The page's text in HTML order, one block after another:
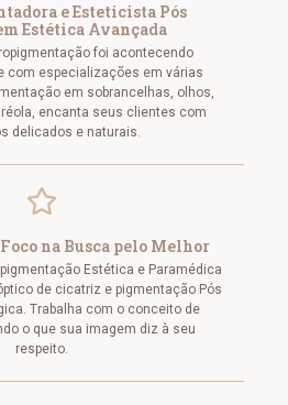
e Esteticista Pós
Estética Avançada
foi acontecendo
com especializações em várias
em sobrancelhas, olhos,
encanta seus clientes com
delicados e naturais.
na Busca pelo Melhor
Estética e Paramédica
de cicatriz e pigmentação Pós
Trabalha com o conceito de
o que sua imagem diz à seu
respeito.